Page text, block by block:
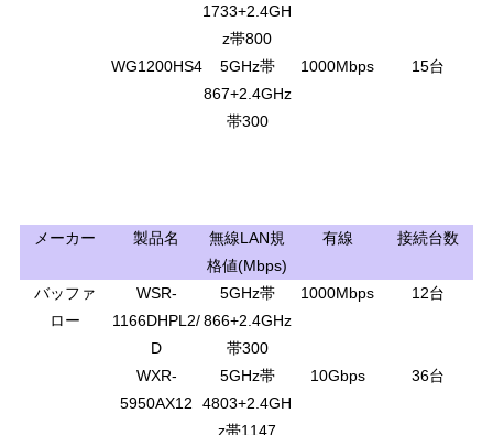
1733+2.4GH
z帯800
WG1200HS4
5GHz帯
867+2.4GHz
帯300
1000Mbps 15台
メーカー 製品名
無線LAN規
格値(Mbps)
有線 接続台数
バッファ
ロー
WSR-
1166DHPL2/
D
5GHz帯
866+2.4GHz
帯300
1000Mbps 12台
WXR-
5950AX12
5GHz帯
4803+2.4GH
z帯1147
10Gbps 36台